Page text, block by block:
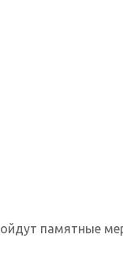
памятные